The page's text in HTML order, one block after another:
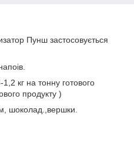
Пунш застосовується
кг на тонну готового
продукту )
шоколад.,вершки.